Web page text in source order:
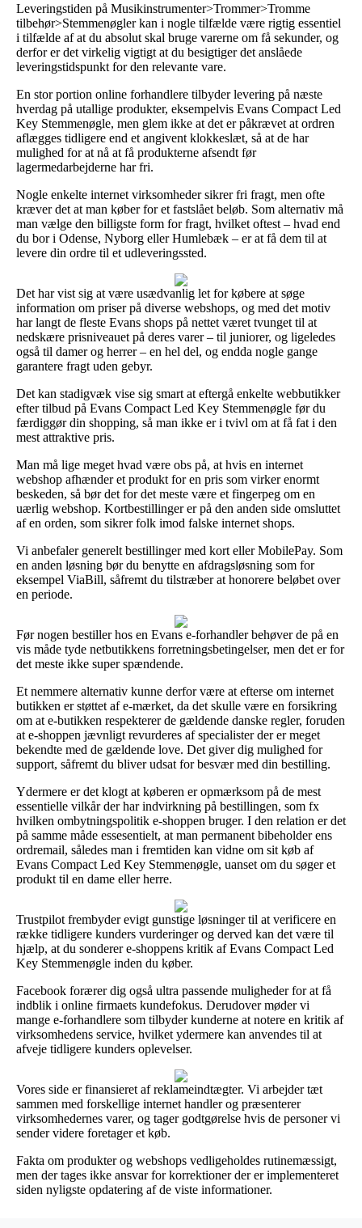
Leveringstiden på Musikinstrumenter>Trommer>Tromme
tilbehør>Stemmenøgler kan i nogle tilfælde være rigtig essentiel
i tilfælde af at du absolut skal bruge varerne om få sekunder, og
derfor er det virkelig vigtigt at du besigtiger det anslåede
leveringstidspunkt for den relevante vare.
En stor portion online forhandlere tilbyder levering på næste
hverdag på utallige produkter, eksempelvis Evans Compact Led
Key Stemmenøgle, men glem ikke at det er påkrævet at ordren
aflægges tidligere end et angivent klokkeslæt, så at de har
mulighed for at nå at få produkterne afsendt før
lagermedarbejderne har fri.
Nogle enkelte internet virksomheder sikrer fri fragt, men ofte
kræver det at man køber for et fastslået beløb. Som alternativ må
man vælge den billigste form for fragt, hvilket oftest – hvad end
du bor i Odense, Nyborg eller Humlebæk – er at få dem til at
levere din ordre til et udleveringssted.
Det har vist sig at være usædvanlig let for købere at søge
information om priser på diverse webshops, og med det motiv
har langt de fleste Evans shops på nettet været tvunget til at
nedskære prisniveauet på deres varer – til juniorer, og ligeledes
også til damer og herrer – en hel del, og endda nogle gange
garantere fragt uden gebyr.
Det kan stadigvæk vise sig smart at eftergå enkelte webbutikker
efter tilbud på Evans Compact Led Key Stemmenøgle før du
færdiggør din shopping, så man ikke er i tvivl om at få fat i den
mest attraktive pris.
Man må lige meget hvad være obs på, at hvis en internet
webshop afhænder et produkt for en pris som virker enormt
beskeden, så bør det for det meste være et fingerpeg om en
uærlig webshop. Kortbestillinger er på den anden side omsluttet
af en orden, som sikrer folk imod falske internet shops.
Vi anbefaler generelt bestillinger med kort eller MobilePay. Som
en anden løsning bør du benytte en afdragsløsning som for
eksempel ViaBill, såfremt du tilstræber at honorere beløbet over
en periode.
Før nogen bestiller hos en Evans e-forhandler behøver de på en
vis måde tyde netbutikkens forretningsbetingelser, men det er for
det meste ikke super spændende.
Et nemmere alternativ kunne derfor være at efterse om internet
butikken er støttet af e-mærket, da det skulle være en forsikring
om at e-butikken respekterer de gældende danske regler, foruden
at e-shoppen jævnligt revurderes af specialister der er meget
bekendte med de gældende love. Det giver dig mulighed for
support, såfremt du bliver udsat for besvær med din bestilling.
Ydermere er det klogt at køberen er opmærksom på de mest
essentielle vilkår der har indvirkning på bestillingen, som fx
hvilken ombytningspolitik e-shoppen bruger. I den relation er det
på samme måde essesentielt, at man permanent bibeholder ens
ordremail, således man i fremtiden kan vidne om sit køb af
Evans Compact Led Key Stemmenøgle, uanset om du søger et
produkt til en dame eller herre.
Trustpilot frembyder evigt gunstige løsninger til at verificere en
række tidligere kunders vurderinger og derved kan det være til
hjælp, at du sonderer e-shoppens kritik af Evans Compact Led
Key Stemmenøgle inden du køber.
Facebook forærer dig også ultra passende muligheder for at få
indblik i online firmaets kundefokus. Derudover møder vi
mange e-forhandlere som tilbyder kunderne at notere en kritik af
virksomhedens service, hvilket ydermere kan anvendes til at
afveje tidligere kunders oplevelser.
Vores side er finansieret af reklameindtægter. Vi arbejder tæt
sammen med forskellige internet handler og præsenterer
virksomhedernes varer, og tager godtgørelse hvis de personer vi
sender videre foretager et køb.
Fakta om produkter og webshops vedligeholdes rutinemæssigt,
men der tages ikke ansvar for korrektioner der er implementeret
siden nyligste opdatering af de viste informationer.